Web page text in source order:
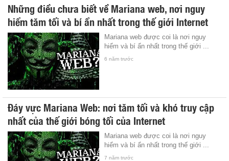
Những điều chưa biết về Mariana web, nơi nguy
hiểm tăm tối và bí ẩn nhất trong thế giới Internet
Mariana web được coi là nơi nguy
hiểm và bí ẩn nhất trong thế giới ...
6 năm trước
Đáy vực Mariana Web: nơi tăm tối và khó truy cập
nhất của thế giới bóng tối của Internet
Mariana web được coi là nơi nguy
hiểm và bí ẩn nhất trong thế giới ...
7 năm trước